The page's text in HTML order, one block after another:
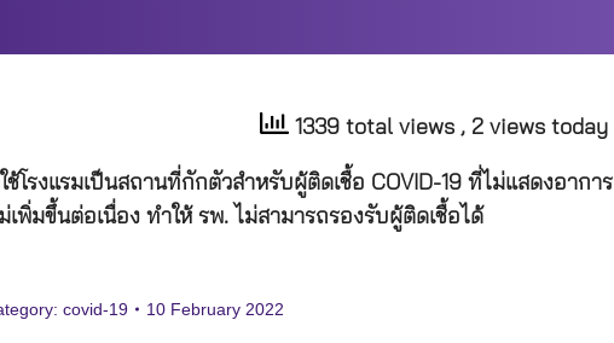
1339 total views , 2 views today
โรงแรมเป็นสถานที่กักตัวสำหรับผู้ติดเชื้อ COVID-19 ที่ไม่แสดงอาการ
พิ่มขึ้นต่อเนื่อง ทำให้ รพ. ไม่สามารถรองรับผู้ติดเชื้อได้
covid-19 10 February 2022